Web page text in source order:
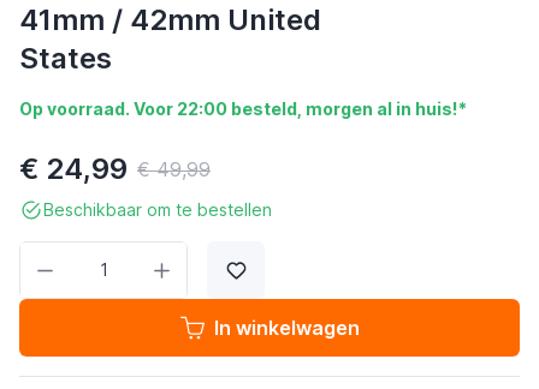
41mm / 42mm United
States
Op voorraad. Voor 22:00 besteld, morgen al in huis!*
€ 24,99 € 49,99
Beschikbaar om te bestellen
In winkelwagen